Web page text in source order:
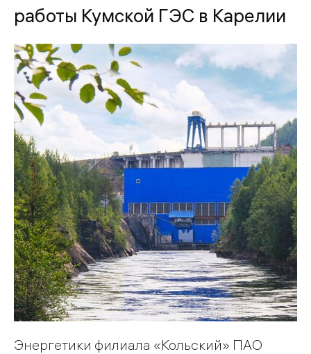
работы Кумской ГЭС в Карелии
Энергетики филиала «Кольский» ПАО